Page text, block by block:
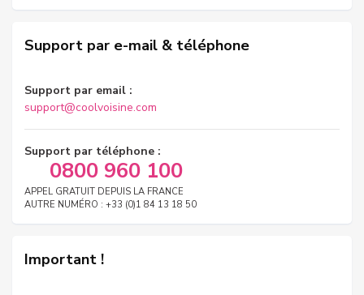
Support par e-mail & téléphone
Support par email :
support@coolvoisine.com
Support par téléphone :
0800 960 100
APPEL GRATUIT DEPUIS LA FRANCE
AUTRE NUMÉRO : +33 (0)1 84 13 18 50
Important !